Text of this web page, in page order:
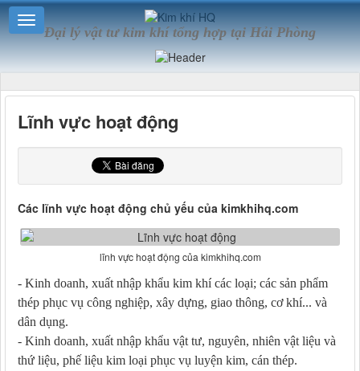
Đại lý vật tư kim khí tổng hợp tại Hải Phòng
Lĩnh vực hoạt động
Các lĩnh vực hoạt động chủ yếu của kimkhihq.com
lĩnh vực hoạt động của kimkhihq.com
- Kinh doanh, xuất nhập khẩu kim khí các loại; các sản phẩm
thép phục vụ công nghiệp, xây dựng, giao thông, cơ khí... và
dân dụng.
- Kinh doanh, xuất nhập khẩu vật tư, nguyên, nhiên vật liệu và
thứ liệu, phế liệu kim loại phục vụ luyện kim, cán thép.